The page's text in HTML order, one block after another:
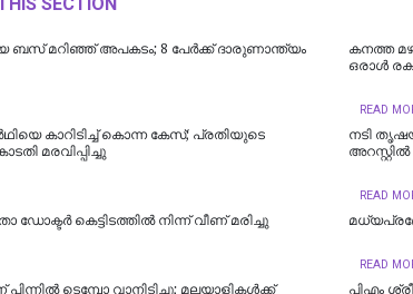
ബസ് മറിഞ്ഞ് അപകടം; 8 പേർക്ക് ദാരുണാന്ത്യം
കനത്ത
ഒരാൾ
READ
കാറിടിച്ച് കൊന്ന കേസ്; പ്രതിയുടെ
മരവിപ്പിച്ചു
നടി
അറസ്റ്റിൽ
READ
ഡോക്ടർ കെട്ടിടത്തിൽ നിന്ന് വീണ് മരിച്ചു
READ
പിന്നില്‍ ടെമ്പോ വാനിടിച്ചു; മലയാളികള്‍ക്ക്
പിഎം